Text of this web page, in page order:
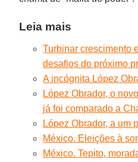
Leia mais
Turbinar crescimento
desafios do próximo
A incógnita López
López Obrador, o
já foi comparado a
López Obrador, a um
México. Eleições à
México. Tepito,